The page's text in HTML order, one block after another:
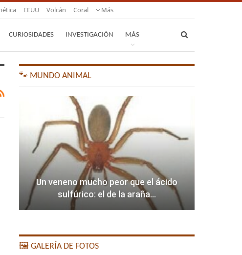
EEUU Volcán Coral Más
CURIOSIDADES INVESTIGACIÓN MÁS
🐾 MUNDO ANIMAL
Un veneno mucho peor que el ácido
sulfúrico: el de la araña…
🖼️ GALERÍA DE FOTOS